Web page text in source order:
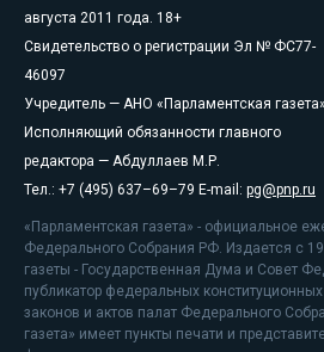
августа 2011 года. 18+
Свидетельство о регистрации Эл № ФС77-
46097
Учредитель — АНО «Парламентская газета»
Исполняющий обязанности главного
редактора — Абдуллаев М.Р.
Тел.: +7 (495) 637–69–79 E-mail: pg@pnp.ru
«Парламентская газета» - официальное
Федерального Собрания РФ. Издается с
газеты - Государственная Дума и Совет
публикатор федеральных
законов и актов палат Федерального
газета» имеет пункты печати и